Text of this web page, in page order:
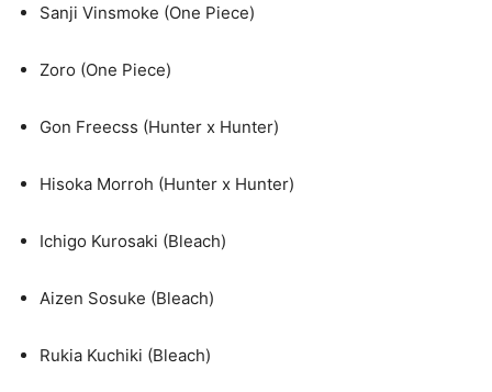
Sanji Vinsmoke (One Piece)
Zoro (One Piece)
Gon Freecss (Hunter x Hunter)
Hisoka Morroh (Hunter x Hunter)
Ichigo Kurosaki (Bleach)
Aizen Sosuke (Bleach)
Rukia Kuchiki (Bleach)